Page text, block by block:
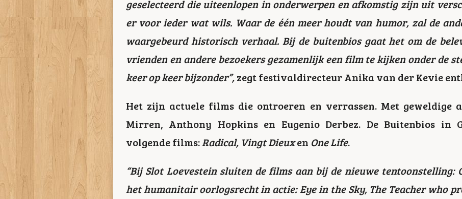
geselecteerd die uiteenlopen in onderwerpen en afkomstig zijn uit
er voor ieder wat wils. Waar de één meer houdt van humor, zal de
waargebeurd historisch verhaal. Bij de buitenbios gaat het om de
vrienden en andere bezoekers gezamenlijk een film te kijken onder de
keer op keer bijzonder”,zegt festivaldirecteur Anika van der Kevie
Het zijn actuele films die ontroeren en verrassen. Met geweldige
Mirren, Anthony Hopkins en Eugenio Derbez. De Buitenbios in
volgende films:Radical, Vingt Dieuxen One Life.
“Bij Slot Loevestein sluiten de films aan bij de nieuwe tentoonstelling:
het humanitair oorlogsrecht in actie: Eye in the Sky, The Teacher who